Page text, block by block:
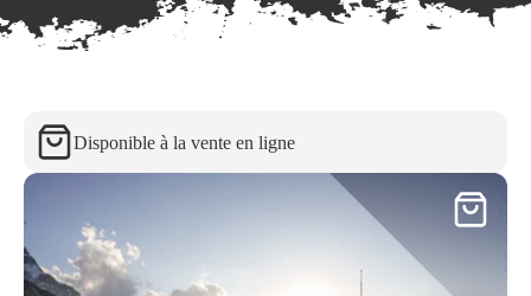
Disponible à la vente en ligne